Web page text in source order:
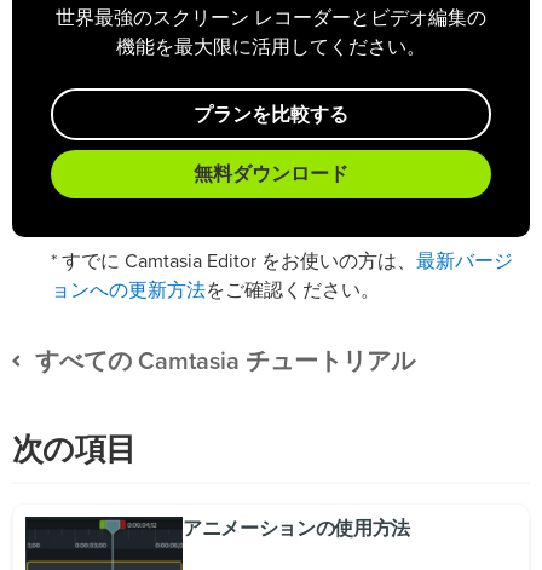
世界最強のスクリーン レコーダーとビデオ編集の
機能を最大限に活用してください。
プランを比較する
無料ダウンロード
* すでに Camtasia Editor をお使いの方は、 最新バージ
ョンへの更新方法をご確認ください。
すべての Camtasia チュートリアル
次の項目
アニメーションの使用方法